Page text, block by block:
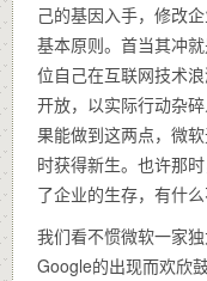
己的基因入手，修改
基本原则。首当其冲
位自己在互联网技术
开放，以实际行动杂
果能做到这两点，微
时获得新生。也许那
了企业的生存，有什么
我们看不惯微软一家
Google的出现而欢欣